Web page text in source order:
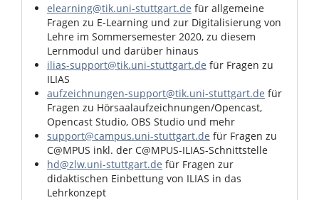
elearning@tik.uni-stuttgart.de für allgemeine
Fragen zu E-Learning und zur Digitalisierung von
Lehre im Sommersemester 2020, zu diesem
Lernmodul und darüber hinaus
ilias-support@tik.uni-stuttgart.de für Fragen zu
ILIAS
aufzeichnungen-support@tik.uni-stuttgart.de für
Fragen zu Hörsaalaufzeichnungen/Opencast,
Opencast Studio, OBS Studio und mehr
support@campus.uni-stuttgart.de für Fragen zu
C@MPUS inkl. der C@MPUS-ILIAS-Schnittstelle
hd@zlw.uni-stuttgart.de für Fragen zur
didaktischen Einbettung von ILIAS in das
Lehrkonzept